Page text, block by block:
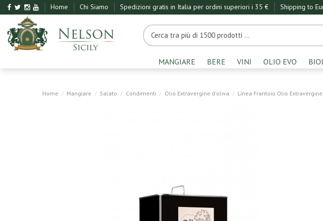
Home Chi Siamo Spedizioni gratis in Italia per ordini superiori i 35 € Shipping to
MANGIARE BERE VINI OLIO EVO
Home Mangiare Salato Condimenti Olio Extravergine d'oliva Linea Frantoio Olio